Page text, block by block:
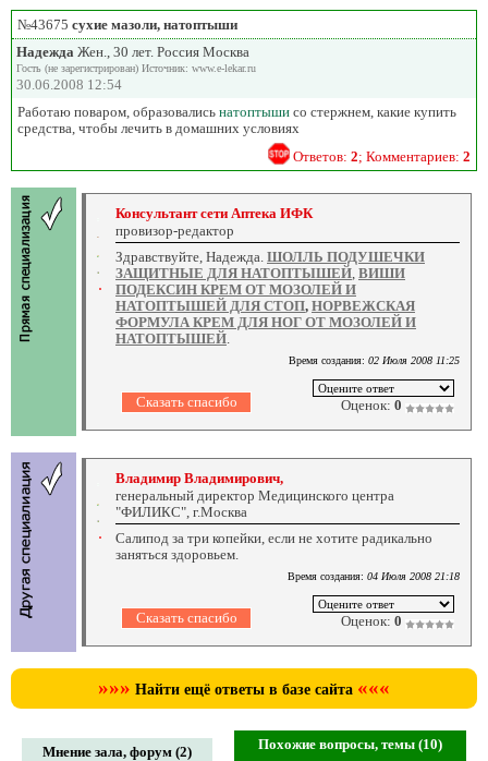
№43675 сухие мазоли, натоптыши
Надежда Жен., 30 лет. Россия Москва
Гость (не зарегистрирован) Источник: www.e-lekar.ru
30.06.2008 12:54
Работаю поваром, образовались натоптыши со стержнем, какие купить
средства, чтобы лечить в домашних условиях
Ответов: 2; Комментариев: 2
Консультант сети Аптека ИФК
провизор-редактор
Здравствуйте, Надежда. ШОЛЛЬ ПОДУШЕЧКИ
ЗАЩИТНЫЕ ДЛЯ НАТОПТЫШЕЙ ВИШИ
ПОДЕКСИН КРЕМ ОТ МОЗОЛЕЙ И
НАТОПТЫШЕЙ ДЛЯ СТОП, НОРВЕЖСКАЯ
ФОРМУЛА КРЕМ ДЛЯ НОГ ОТ МОЗОЛЕЙ И
НАТОПТЫШЕЙ
Время создания: 02 Июля 2008 11:25
Оценок: 0
Владимир Владимирович,
генеральный директор Медицинского центра
"ФИЛИКС", г.Москва
Салипод за три копейки, если не хотите радикально
заняться здоровьем.
Время создания: 04 Июля 2008 21:18
Оценок: 0
»»» Найти ещё ответы в базе сайта «««
Мнение зала, форум (2) Похожие вопросы, темы (10)